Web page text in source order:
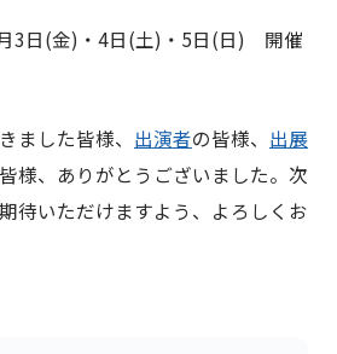
3日(金)・4日(土)・5日(日) 開催
ました皆様、 出演者の皆様、 出展
様、ありがとうございました。次
待いただけますよう、よろしくお